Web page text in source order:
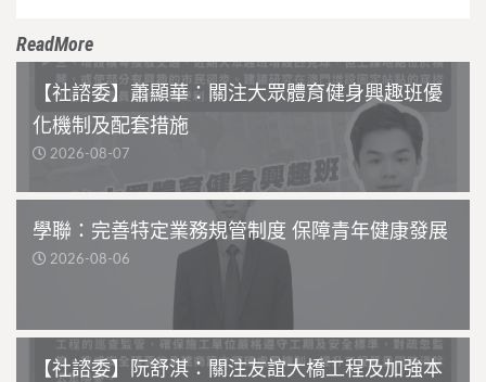
ReadMore
【社諮委】蕭顯華：關注大眾體育健身興趣班優
化機制及配套措施
2026-08-07
學聯：完善特定業務規管制度 保障青年健康發展
2026-08-06
【社諮委】阮舒淇：關注友誼大橋工程及加強本